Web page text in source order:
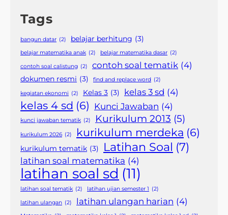
Tags
bangun datar (2) belajar berhitung (3)
belajar matematika anak (2) belajar matematika dasar (2)
contoh soal calistung (2) contoh soal tematik (4)
dokumen resmi (3) find and replace word (2)
kegiatan ekonomi (2) Kelas 3 (3) kelas 3 sd (4)
kelas 4 sd (6) Kunci Jawaban (4)
kunci jawaban tematik (2) Kurikulum 2013 (5)
kurikulum 2026 (2) kurikulum merdeka (6)
kurikulum tematik (3) Latihan Soal (7)
latihan soal matematika (4)
latihan soal sd (11)
latihan soal tematik (2) latihan ujian semester 1 (2)
latihan ulangan (2) latihan ulangan harian (4)